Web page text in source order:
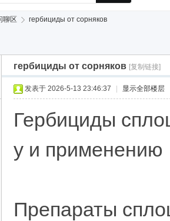
聊区
›
гербициды от сорняков
гербициды от сорняков [复制链接]
发表于 2026-5-13 23:46:37 显示全部楼层
Гербициды
у и применению
Препараты